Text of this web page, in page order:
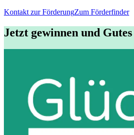
Kontakt zur FörderungZum Förderfinder
Jetzt gewinnen und